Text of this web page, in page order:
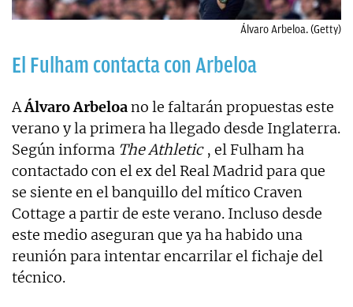
Álvaro Arbeloa. (Getty)
El Fulham contacta con Arbeloa
AÁlvaro Arbeloano le faltarán propuestas este
verano y la primera ha llegado desde Inglaterra.
Según informa The Athletic , el Fulham ha
contactado con el ex del Real Madrid para que
se siente en el banquillo del mítico Craven
Cottage a partir de este verano. Incluso desde
este medio aseguran que ya ha habido una
reunión para intentar encarrilar el fichaje del
técnico.